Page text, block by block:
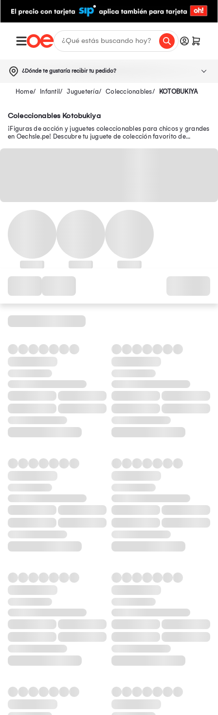
¿Dónde te gustaría recibir tu pedido?
Infantil Juguetería Coleccionables KOTOBUKIYA
Coleccionables Kotobukiya
¡Figuras de acción y juguetes coleccionables para chicos y grandes
en Oechsle.pe! Descubre tu juguete de colección favorito de